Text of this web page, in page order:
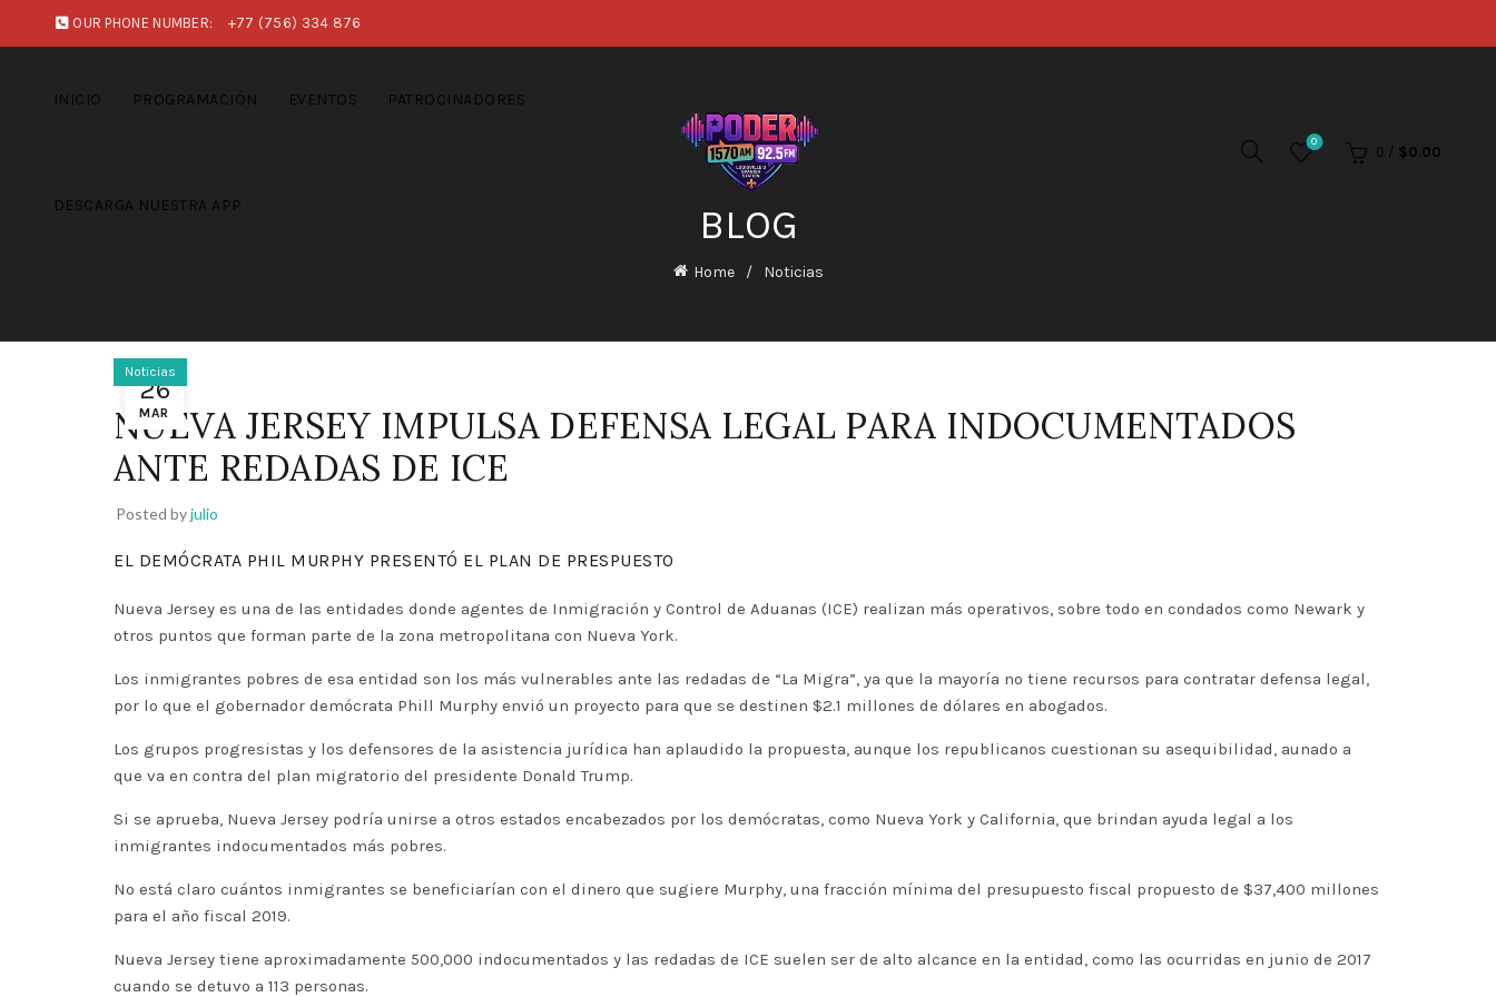
OUR PHONE NUMBER: +77 (756) 334 876
INICIO PROGRAMACIÓN EVENTOS PATROCINADORES
DESCARGA NUESTRA APP
0
0 / $0.00
BLOG
Home Noticias
26
MAR
Noticias
NUEVA JERSEY IMPULSA DEFENSA LEGAL PARA INDOCUMENTADOS
ANTE REDADAS DE ICE
Posted byjulio
EL DEMÓCRATA PHIL MURPHY PRESENTÓ EL PLAN DE PRESPUESTO
Nueva Jersey es una de las entidades donde agentes de Inmigración y Control de Aduanas (ICE) realizan más operativos, sobre todo en condados como Newark y
otros puntos que forman parte de la zona metropolitana con Nueva York.
Los inmigrantes pobres de esa entidad son los más vulnerables ante las redadas de “La Migra”, ya que la mayoría no tiene recursos para contratar defensa legal,
por lo que el gobernador demócrata Phill Murphy envió un proyecto para que se destinen $2.1 millones de dólares en abogados.
Los grupos progresistas y los defensores de la asistencia jurídica han aplaudido la propuesta, aunque los republicanos cuestionan su asequibilidad, aunado a
que va en contra del plan migratorio del presidente Donald Trump.
Si se aprueba, Nueva Jersey podría unirse a otros estados encabezados por los demócratas, como Nueva York y California, que brindan ayuda legal a los
inmigrantes indocumentados más pobres.
No está claro cuántos inmigrantes se beneficiarían con el dinero que sugiere Murphy, una fracción mínima del presupuesto fiscal propuesto de $37,400 millones
para el año fiscal 2019.
Nueva Jersey tiene aproximadamente 500,000 indocumentados y las redadas de ICE suelen ser de alto alcance en la entidad, como las ocurridas en junio de 2017
cuando se detuvo a 113 personas.